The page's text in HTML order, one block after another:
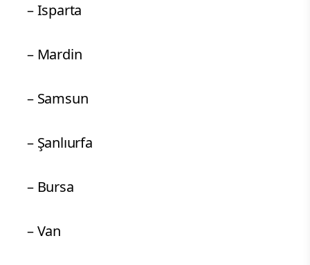
– Isparta
– Mardin
– Samsun
– Şanlıurfa
– Bursa
– Van